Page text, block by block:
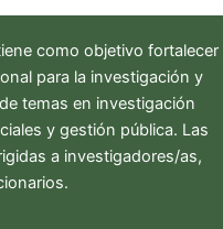
como objetivo fortalecer
para la investigación y
temas en investigación
y gestión pública. Las
a investigadores/as,